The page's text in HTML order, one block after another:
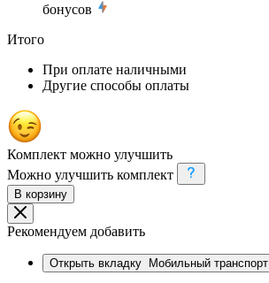
бонусов
Итого
При оплате наличными
Другие способы оплаты
Комплект можно улучшить
Можно улучшить комплект
В корзину
Рекомендуем добавить
Открыть вкладку Мобильный транспорт